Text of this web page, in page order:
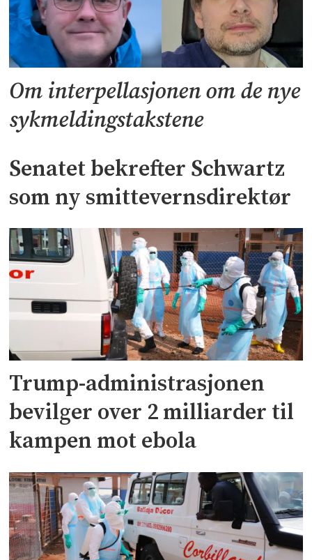
Om interpellasjonen om de nye
sykmeldingstakstene
Senatet bekrefter Schwartz
som ny smittevernsdirektør
Trump-administrasjonen
bevilger over 2 milliarder til
kampen mot ebola